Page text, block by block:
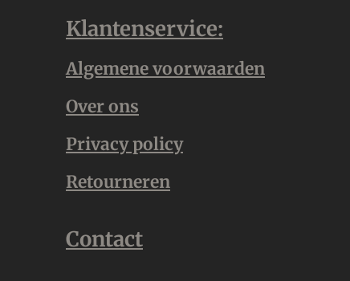
Klantenservice:
Algemene voorwaarden
Over ons
Privacy policy
Retourneren
Contact